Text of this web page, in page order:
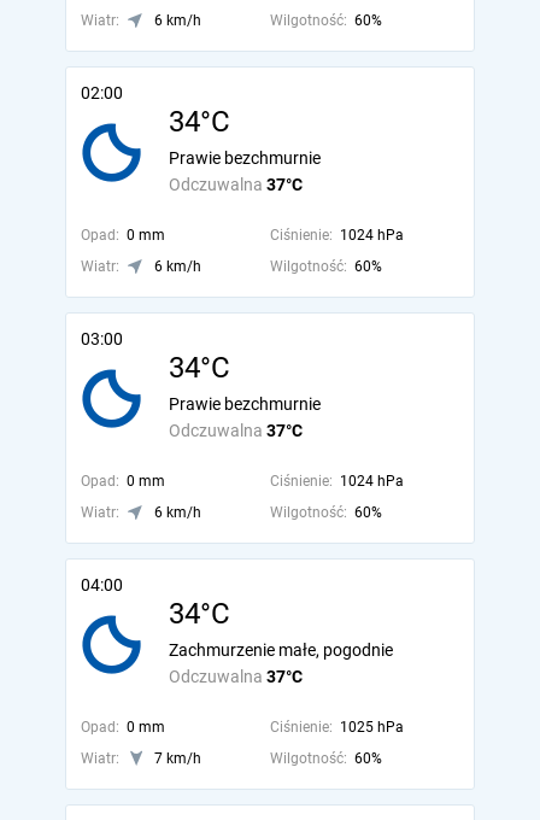
Wiatr:
6 km/h Wilgotność: 60%
02:00
34°C
Odczuwalna 37°C
Prawie bezchmurnie
Opad: 0 mm Ciśnienie: 1024 hPa
Wiatr:
6 km/h Wilgotność: 60%
03:00
34°C
Odczuwalna 37°C
Prawie bezchmurnie
Opad: 0 mm Ciśnienie: 1024 hPa
Wiatr:
6 km/h Wilgotność: 60%
04:00
34°C
Odczuwalna 37°C
Zachmurzenie małe, pogodnie
Opad: 0 mm Ciśnienie: 1025 hPa
Wiatr:
7 km/h Wilgotność: 60%